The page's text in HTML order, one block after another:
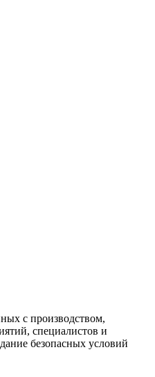
с производством,
специалистов и
безопасных условий